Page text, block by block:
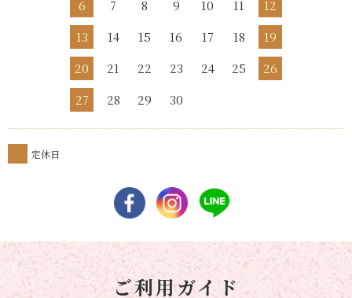
6 7 8 9 10 11
12
13
14 15 16 17 18
19
20
21 22 23 24 25
26
27
28 29 30
定休日
ご利用ガイド